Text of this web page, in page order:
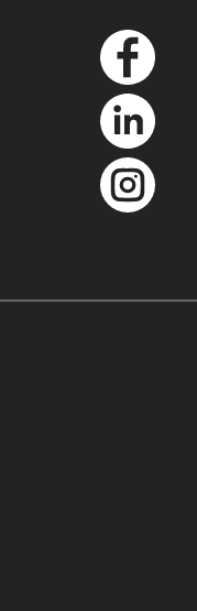
Facebook
LinkedIn
Instagram